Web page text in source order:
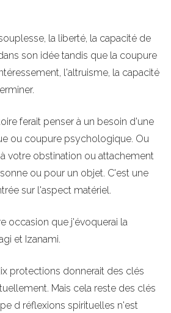
la liberté, la capacité de
son idée tandis que la coupure
l'altruisme, la capacité
ferait penser à un besoin d'une
ou coupure psychologique. Ou
votre obstination ou attachement
ou pour un objet. C'est une
sur l'aspect matériel.
occasion que j'évoquerai la
et Izanami.
protections donnerait des clés
Mais cela reste des clés
d réflexions spirituelles n'est